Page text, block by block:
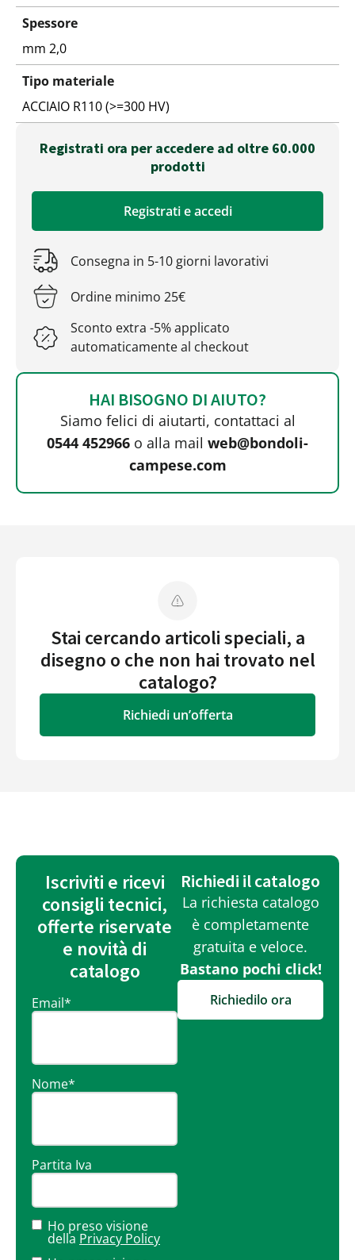
Spessore
mm 2,0
Tipo materiale
ACCIAIO R110 (>=300 HV)
Registrati ora per accedere ad oltre 60.000
prodotti
Registrati e accedi
Consegna in 5-10 giorni lavorativi
Ordine minimo 25€
Sconto extra -5% applicato
automaticamente al checkout
HAI BISOGNO DI AIUTO?
Siamo felici di aiutarti, contattaci al
0544 452966 o alla mail web@bondoli-
campese.com
Stai cercando articoli speciali, a
disegno o che non hai trovato nel
catalogo?
Richiedi un’offerta
Iscriviti e ricevi
consigli tecnici,
offerte riservate
e novità di
catalogo
Email*
Nome*
Partita Iva
Ho preso visione
della Privacy Policy
Richiedi il catalogo
La richiesta catalogo
è completamente
gratuita e veloce.
Bastano pochi click!
Richiedilo ora